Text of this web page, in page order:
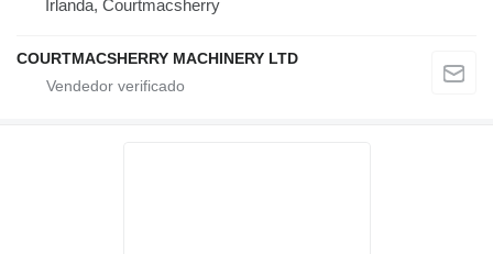
Irlanda, Courtmacsherry
COURTMACSHERRY MACHINERY LTD